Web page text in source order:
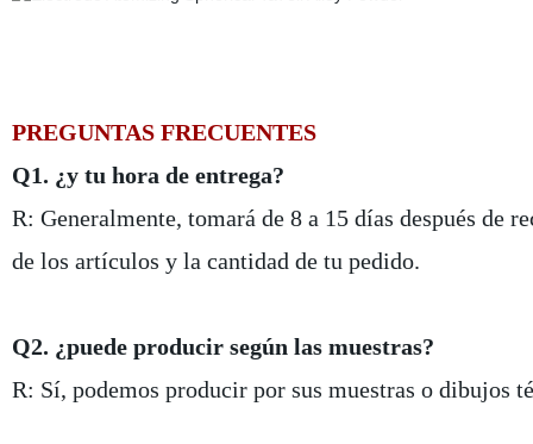
PREGUNTAS FRECUENTES
Q1. ¿y tu hora de entrega?
R: Generalmente, tomará de 8 a 15 días después de
de los artículos y la cantidad de tu pedido.
Q2. ¿puede producir según las muestras?
R: Sí, podemos producir por sus muestras o dibujos